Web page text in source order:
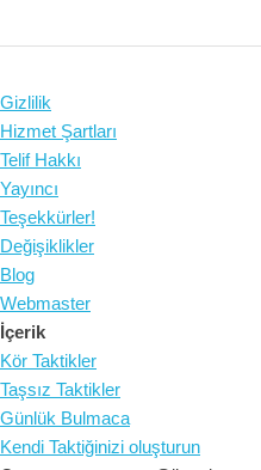
Gizlilik
Hizmet Şartları
Telif Hakkı
Yayıncı
Teşekkürler!
Değişiklikler
Blog
Webmaster
İçerik
Kör Taktikler
Taşsız Taktikler
Günlük Bulmaca
Kendi Taktiğinizi oluşturun